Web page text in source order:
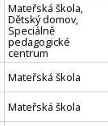
Mateřská škola,
Dětský domov,
Speciálně
pedagogické
centrum
Mateřská škola
Mateřská škola